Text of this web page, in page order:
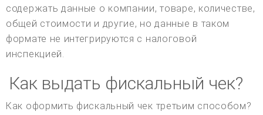
содержать данные о компании, товаре, количестве,
общей стоимости и другие, но данные в таком
формате не интегрируются с налоговой
инспекцией.
Как выдать фискальный чек?
Как оформить фискальный чек третьим способом?